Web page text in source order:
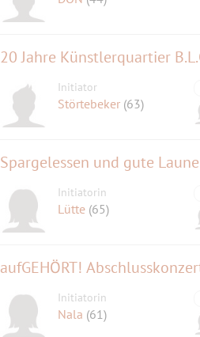
20 Jahre Künstlerquartier
Initiator
Störtebeker (63)
Spargelessen und gute
Initiatorin
Lütte (65)
aufGEHÖRT!
Initiatorin
Nala (61)